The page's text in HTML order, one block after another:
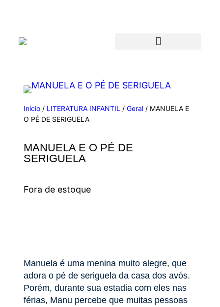
Início / LITERATURA INFANTIL /Geral / MANUELA E
O PÉ DE SERIGUELA
MANUELA E O PÉ DE
SERIGUELA
Fora de estoque
Manuela é uma menina muito alegre, que
adora o pé de seriguela da casa dos avós.
Porém, durante sua estadia com eles nas
férias, Manu percebe que muitas pessoas